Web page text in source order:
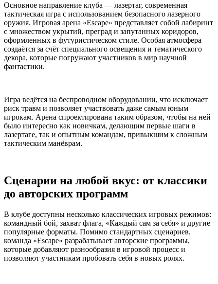
Основное направление клуба — лазертаг, современная
тактическая игра с использованием безопасного лазерного
оружия. Игровая арена «Escape» представляет собой лабиринт
с множеством укрытий, преград и запутанных коридоров,
оформленных в футуристическом стиле. Особая атмосфера
создаётся за счёт специального освещения и тематического
декора, которые погружают участников в мир научной
фантастики.
Игра ведётся на беспроводном оборудовании, что исключает
риск травм и позволяет участвовать даже самым юным
игрокам. Арена спроектирована таким образом, чтобы на ней
было интересно как новичкам, делающим первые шаги в
лазертаге, так и опытным командам, привыкшим к сложным
тактическим манёврам.
Сценарии на любой вкус: от классики
до авторских программ
В клубе доступны несколько классических игровых режимов:
командный бой, захват флага, «Каждый сам за себя» и другие
популярные форматы. Помимо стандартных сценариев,
команда «Escape» разрабатывает авторские программы,
которые добавляют разнообразия в игровой процесс и
позволяют участникам пробовать себя в новых ролях.